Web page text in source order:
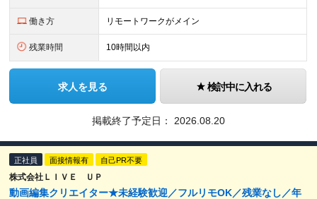
働き方 リモートワークがメイン
残業時間 10時間以内
求人を見る 検討中に入れる
掲載終了予定日： 2026.08.20
正社員 面接情報有 自己PR不要
株式会社ＬＩＶＥ ＵＰ
動画編集クリエイター★未経験歓迎／フルリモOK／残業なし／年